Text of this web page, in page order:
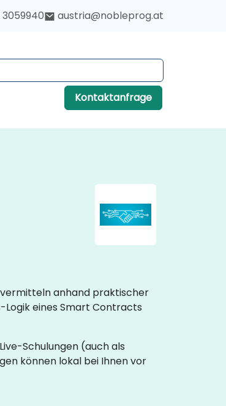
3059940 austria@nobleprog.at
Kontaktanfrage
anhand praktischer
Logik eines Smart Contracts
Schulungen (auch als
können lokal bei Ihnen vor